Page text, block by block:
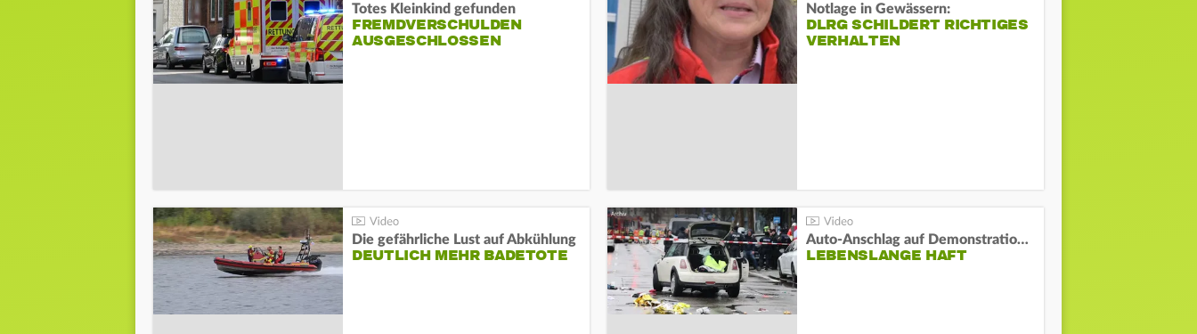
Totes Kleinkind gefunden
FREMDVERSCHULDEN
AUSGESCHLOSSEN
Notlage in Gewässern:
DLRG SCHILDERT RICHTIGES
VERHALTEN
Die gefährliche Lust auf Abkühlung
DEUTLICH MEHR BADETOTE
Auto-Anschlag auf Demonstration in München:
LEBENSLANGE HAFT